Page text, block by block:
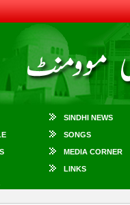
SINDHI NEWS
SONGS
MEDIA CORNER
LINKS